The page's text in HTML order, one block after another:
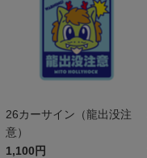
26カーサイン（龍出没注
意）
1,100円